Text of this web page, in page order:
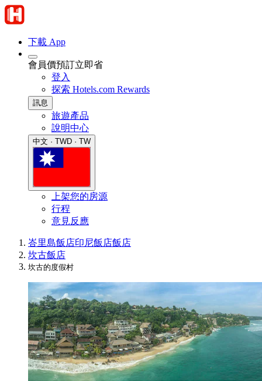
下載 App
會員價預訂立即省
登入
探索 Hotels.com Rewards
訊息
旅遊產品
說明中心
中文 · TWD · TW
上架您的房源
行程
意見反應
峇里島飯店印尼飯店飯店
坎古飯店
坎古的度假村